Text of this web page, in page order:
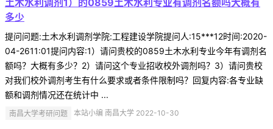
多少
提问问题:土木水利调剂学院:工程建设学院提问人:15***12时间:2020-
04-2611:01提问内容:1）请问贵校的0859土木水利专业今年有调剂名
额吗？大概有多少？2）请问这个专业招收校外调剂吗？3）请问贵校
对我们校外调剂考生有什么要求或者条件限制吗？回复内容:各专业缺
额和调剂情况还在统计中 ...
南昌大学考研问题 本站小编 南昌大学 2022-10-30